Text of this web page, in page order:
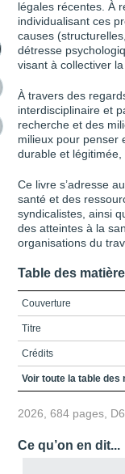
légales récentes. À
individualisant ces
causes
détresse
visant à collectiver
À travers des
interdisciplinaire et
recherche et des
milieux pour penser
durable et
Ce livre s’adresse
santé et des
syndicalistes, ainsi
des atteintes à la
organisations du
Table des
Couverture
Titre
Crédits
Préface de Louise Otis
TABLE DES MATIÈRES
Voir toute la table des
2026, 684 pages,
Ce qu’on en dit...